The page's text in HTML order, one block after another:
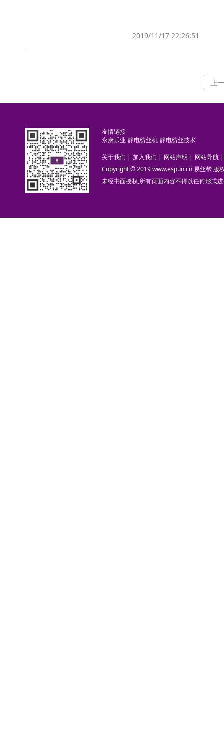
2019/11/17 22:26:51
上
友情链接
永康乐业 静电纺丝机 静电纺丝技术
关于我们 | 加入我们 | 网站声明 | 网站导航 |
Copyright © 2019 www.espun.cn 易丝帮 版
未经书面授权,所有页面内容不得以任何形式